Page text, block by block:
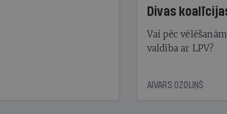
Divas
Vai pēc
valdība ar LPV?
AIVARS OZOLIŅŠ